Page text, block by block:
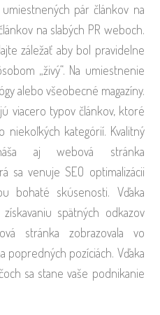
pár článkov na
na slabých PR weboch.
záležať aby bol pravidelne
„živý“. Na umiestnenie
alebo všeobecné magazíny.
viacero typov článkov, ktoré
kategórií. Kvalitný
aj webová stránka
sa venuje SEO optimalizácii
bohaté skúsenosti. Vďaka
spätných odkazov
stránka zobrazovala vo
popredných pozíciách. Vďaka
sa stane vaše podnikanie